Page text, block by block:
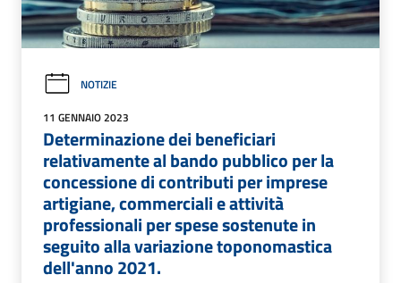
NOTIZIE
11 GENNAIO 2023
Determinazione dei beneficiari
relativamente al bando pubblico per la
concessione di contributi per imprese
artigiane, commerciali e attività
professionali per spese sostenute in
seguito alla variazione toponomastica
dell'anno 2021.